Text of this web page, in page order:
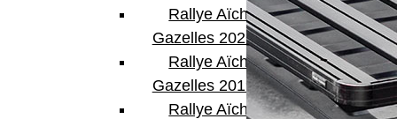
Rallye Aïcha des
Gazelles 2021 -30th
Rallye Aïcha des
Gazelles 2019
Rallye Aïcha des